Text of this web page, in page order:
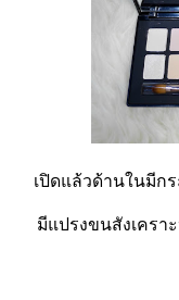
เปิดแล้วด้านในมีก
มีแปรงขนสังเครา